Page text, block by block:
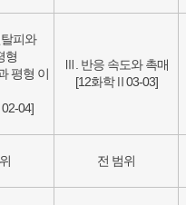
피와
형
평형 이
04]
Ⅲ. 반응 속도와 촉매
[12화학Ⅱ03-03]
전 범위